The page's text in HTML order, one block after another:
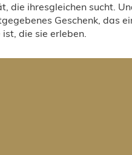
die ihresgleichen sucht.
Geschenk, das
die sie erleben.